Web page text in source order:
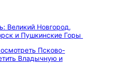
Великий Новгород,
и Пушкинские Горы
Псково-
Владычную и